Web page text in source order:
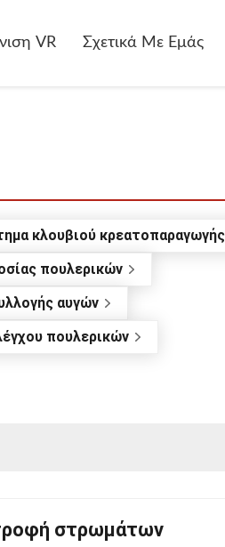
VR Σχετικά Με Εμάς
κλουβιού κρεατοπαραγωγής
πουλερικών
αυγών
πουλερικών
στρωμάτων